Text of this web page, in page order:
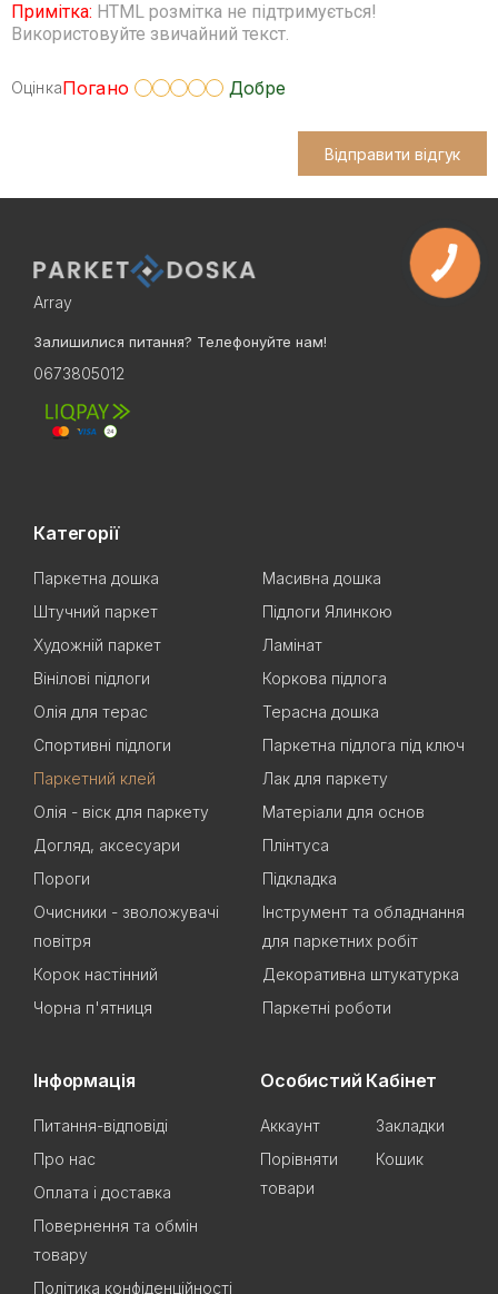
Примітка: HTML розмітка не підтримується!
Використовуйте звичайний текст.
ОцінкаПогано Добре
Відправити відгук
Array
Залишилися питання? Телефонуйте нам!
0673805012
Категорії
Паркетна дошка
Масивна дошка
Штучний паркет
Підлоги Ялинкою
Художній паркет
Ламінат
Вінілові підлоги
Коркова підлога
Олія для терас
Терасна дошка
Спортивні підлоги
Паркетна підлога під ключ
Паркетний клей
Лак для паркету
Олія - віск для паркету
Матеріали для основ
Догляд, аксесуари
Плінтуса
Пороги
Підкладка
Очисники - зволожувачі
повітря
Інструмент та обладнання
для паркетних робіт
Корок настінний
Декоративна штукатурка
Чорна п'ятниця
Паркетні роботи
Інформація
Питання-відповіді
Про нас
Оплата і доставка
Повернення та обмін
товару
Політика конфіденційності
Особистий Кабінет
Аккаунт
Закладки
Порівняти
товари
Кошик